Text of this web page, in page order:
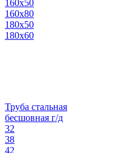
160х50
160х80
180х50
180х60
Труба стальная
бесшовная г/д
32
38
42